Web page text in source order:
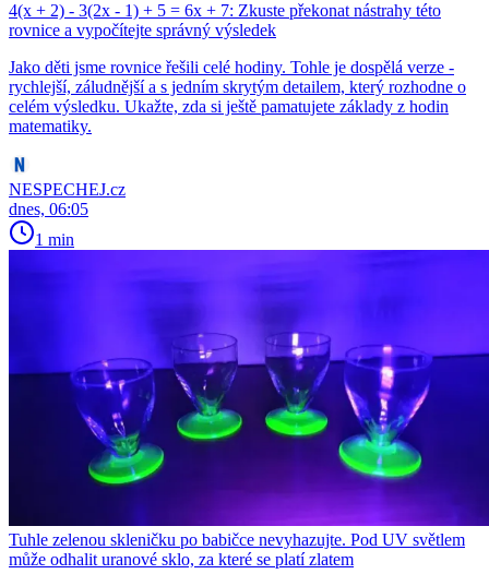
4(x + 2) - 3(2x - 1) + 5 = 6x + 7: Zkuste překonat nástrahy této
rovnice a vypočítejte správný výsledek
Jako děti jsme rovnice řešili celé hodiny. Tohle je dospělá verze -
rychlejší, záludnější a s jedním skrytým detailem, který rozhodne o
celém výsledku. Ukažte, zda si ještě pamatujete základy z hodin
matematiky.
NESPECHEJ.cz
dnes, 06:05
1 min
Tuhle zelenou skleničku po babičce nevyhazujte. Pod UV světlem
může odhalit uranové sklo, za které se platí zlatem